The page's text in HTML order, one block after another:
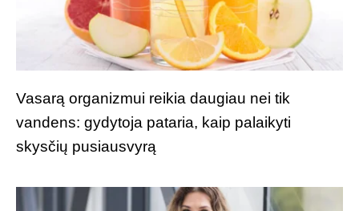
Vasarą organizmui reikia daugiau nei tik
vandens: gydytoja pataria, kaip palaikyti
skysčių pusiausvyrą